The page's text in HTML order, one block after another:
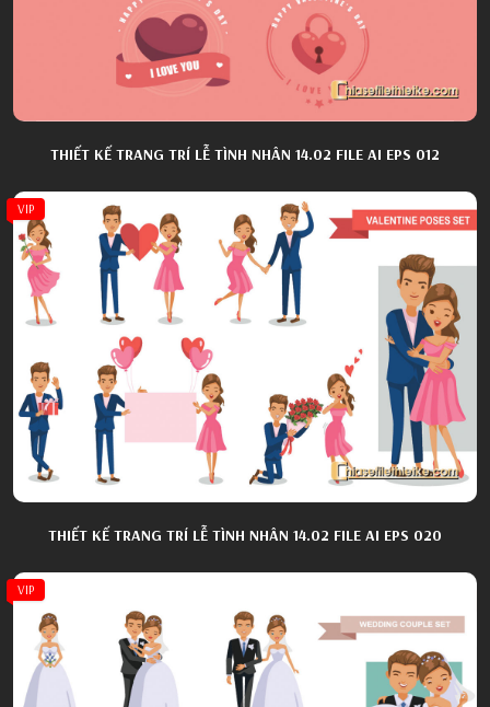
THIẾT KẾ TRANG TRÍ LỄ TÌNH NHÂN 14.02 FILE AI EPS 012
VIP
THIẾT KẾ TRANG TRÍ LỄ TÌNH NHÂN 14.02 FILE AI EPS 020
VIP